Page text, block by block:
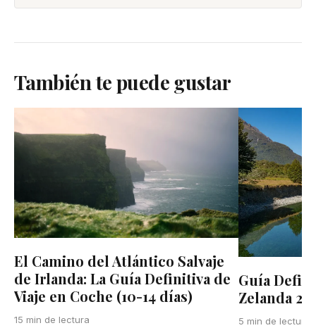
También te puede gustar
El Camino del Atlántico Salvaje
de Irlanda: La Guía Definitiva de
Viaje en Coche (10-14 días)
15 min de lectura
Guía
Zelanda
5 min de lectura